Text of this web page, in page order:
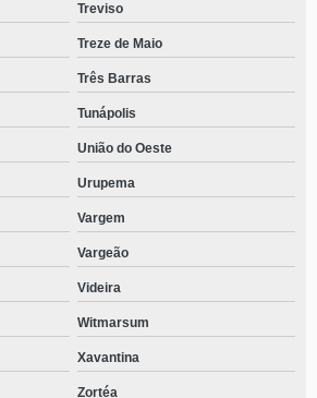
Treviso
Treze de Maio
Três Barras
Tunápolis
União do Oeste
Urupema
Vargem
Vargeão
Videira
Witmarsum
Xavantina
Zortéa